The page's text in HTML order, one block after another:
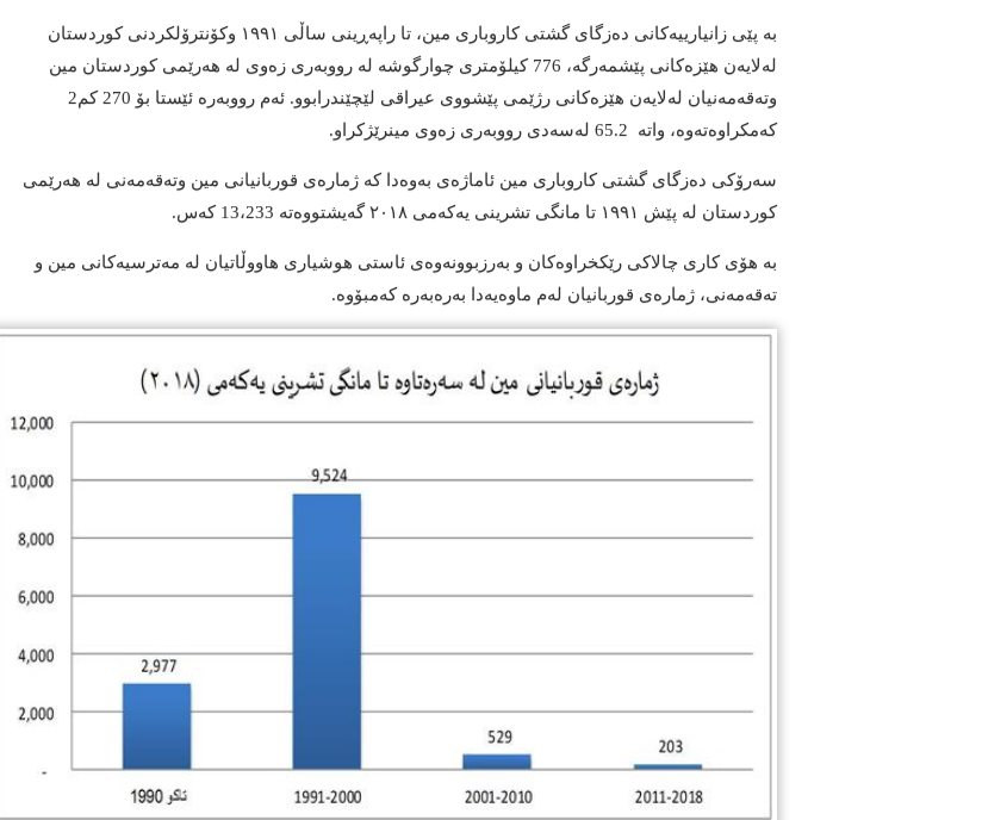
به پێی زانیارییه‌كانی ده‌زگای گشتی کاروباری مین، تا راپەڕینی ساڵی ١٩٩١ وکۆنترۆلکردنی کوردستان
لەلایەن هێزەکانی پێشمەرگە، 776 كیلۆمتری چوارگوشه له‌ رووبه‌ری زه‌وی له‌ هه‌رێمی كوردستان مین
وته‌قه‌مه‌نیان لەلایەن هێزەکانی رژێمی پێشووی عیراقی لێچێندرابوو. ئەم رووبەرە ئێستا بۆ 270 كم2
كه‌مکراوه‌ته‌وه‌، واتە 65.2 لەسەدی رووبەری زه‌وی مینرێژکراو.
سه‌رۆكی ده‌زگای گشتی کاروباری مین ئاماژەی بەوەدا کە ژمارەی قوربانیانی مین وته‌قه‌مه‌نی له‌ هه‌رێمی
كوردستان لە پێش ١٩٩١ تا مانگی تشرینی یه‌كه‌می ٢٠١٨ گەیشتووەتە 13،233 كه‌س.
به‌ هۆی کاری چالاکی رێکخراوەکان و به‌رزبوونه‌وه‌ی ئاستی هوشیاری هاووڵاتیان لە مەترسیەکانى مین و
تەقەمەنی، ژمارەی قوربانیان لەم ماوەیەدا بەرەبەرە كه‌مبۆ‌وه‌.